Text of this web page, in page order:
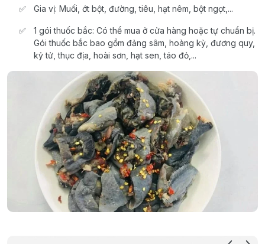
Gia vị: Muối, ớt bột, đường, tiêu, hạt nêm, bột ngọt,...
1 gói thuốc bắc: Có thể mua ở cửa hàng hoặc tự chuẩn bị.
Gói thuốc bắc bao gồm đảng sâm, hoàng kỳ, đương quy,
kỷ tử, thục địa, hoài sơn, hạt sen, táo đỏ,...